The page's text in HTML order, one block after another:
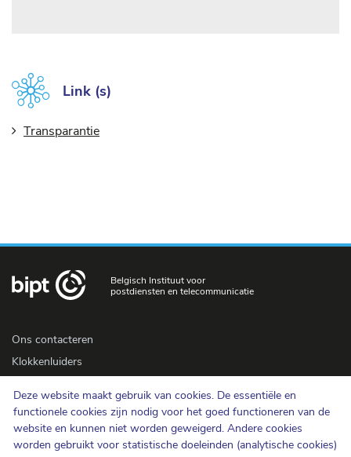
Deze website maakt gebruik van cookies. De essentiële en
functionele cookies zijn nodig voor het goed functioneren van de
website en kunnen niet worden geweigerd. Andere cookies
worden gebruikt voor statistische doeleinden (analytische cookies)
Link (s)
Transparantie
Belgisch Instituut voor
postdiensten en telecommunicatie
Ons contacteren
Klokkenluiders
Toegankelijkheid
Pers